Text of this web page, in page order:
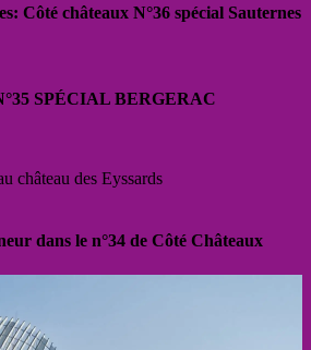
Côté châteaux N°36 spécial Sauternes
SPÉCIAL BERGERAC
château des Eyssards
dans le n°34 de Côté Châteaux